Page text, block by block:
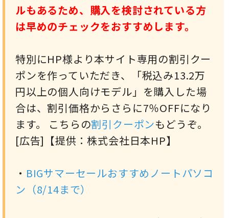
ルもあるため、購入を検討されている方
は早めのチェックをおすすめします。
特別にHP様より本サイト専用の割引クー
ポンを作っていただき、「税込み13.2万
円以上の個人向けモデル」を購入した場
合は、割引価格からさらに7％OFFになり
ます。 こちらの割引クーポンもどうぞ。
[広告]【提供：株式会社日本HP】
・ BIGサマーセールおすすめノートパソコ
ン（8/14まで）